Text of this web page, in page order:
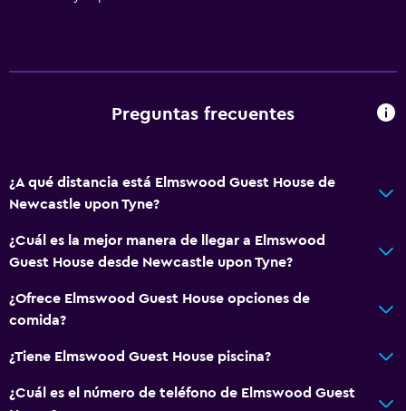
Preguntas frecuentes
¿A qué distancia está Elmswood Guest House de
Newcastle upon Tyne?
¿Cuál es la mejor manera de llegar a Elmswood
Guest House desde Newcastle upon Tyne?
¿Ofrece Elmswood Guest House opciones de
comida?
¿Tiene Elmswood Guest House piscina?
¿Cuál es el número de teléfono de Elmswood Guest